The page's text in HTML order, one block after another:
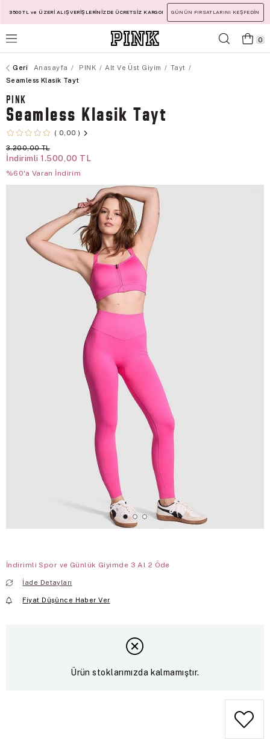
3500 TL ve ÜZERİ ALIŞVERİŞLERİNİZDE ÜCRETSİZ KARGO! GÜNÜN FIRSATLARINI KEŞFEDİN
0
Anasayfa PINK Alt Ve Üst Giyim
Tayt
Seamless Klasik Tayt
PINK
Seamless Klasik Tayt
0,00
3.200,00 TL
İndirimli 1.500,00 TL
%60'a Varan İndirim
İndirimli Spor ve Günlük Giyimde 3 Al 2 Öde
İade Detayları
Fiyat Düşünce Haber Ver
Ürün stoklarımızda kalmamıştır.